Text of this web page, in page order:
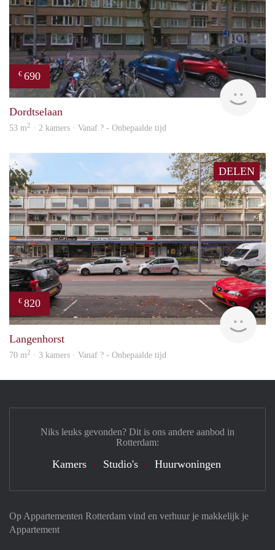
€ 690
Dordtselaan
53 m2 · 2 kamers · Vanaf ? - Onbepaalde tijd
DELEN
€ 820
Langenhorst
70 m2 · 3 kamers · Vanaf ? - Onbepaalde tijd
Op Appartementen Rotterdam vind en verhuur je makkelijk je
Appartement
Niks leuks gevonden? Dit is ons andere aanbod in
Rotterdam:
Kamers Studio's Huurwoningen